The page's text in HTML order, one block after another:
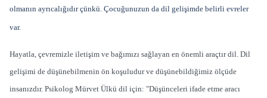
olmanın ayrıcalığıdır çünkü. Çocuğunuzun da dil gelişimde belirli evreler
var.
Hayatla, çevremizle iletişim ve bağımızı sağlayan en önemli araçtır dil. Dil
gelişimi de düşünebilmenin ön koşuludur ve düşünebildiğimiz ölçüde
insanızdır. Psikolog Mürvet Ülkü dil için: "Düşünceleri ifade etme aracı